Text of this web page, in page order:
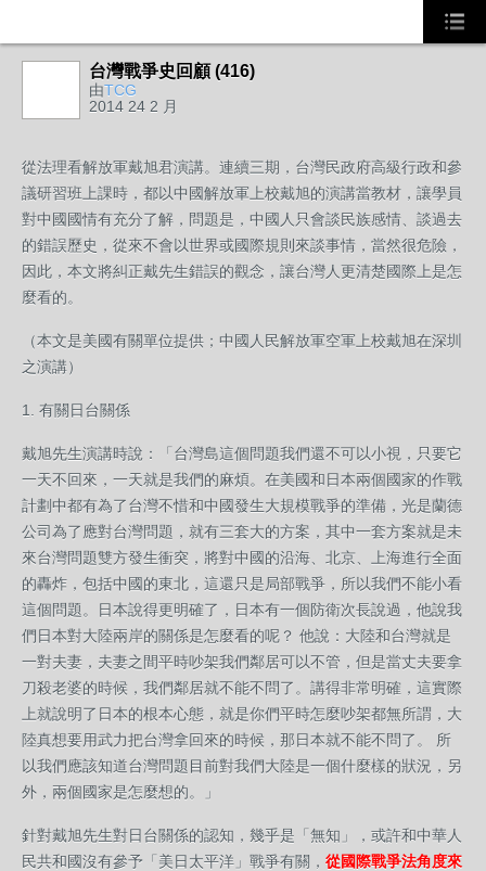
台灣戰爭史回顧 (416)
由TCG
2014 24 2 月
從法理看解放軍戴旭君演講‏。連續三期，台灣民政府高級行政和參
議研習班上課時，都以中國解放軍上校戴旭的演講當教材，讓學員
對中國國情有充分了解，問題是，中國人只會談民族感情、談過去
的錯誤歷史，從來不會以世界或國際規則來談事情，當然很危險，
因此，本文將糾正戴先生錯誤的觀念，讓台灣人更清楚國際上是怎
麼看的。
（本文是美國有關單位提供；中國人民解放軍空軍上校戴旭在深圳
之演講）
1. 有關日台關係
戴旭先生演講時說：「台灣島這個問題我們還不可以小視，只要它
一天不回來，一天就是我們的麻煩。在美國和日本兩個國家的作戰
計劃中都有為了台灣不惜和中國發生大規模戰爭的準備，光是蘭德
公司為了應對台灣問題，就有三套大的方案，其中一套方案就是未
來台灣問題雙方發生衝突，將對中國的沿海、北京、上海進行全面
的轟炸，包括中國的東北，這還只是局部戰爭，所以我們不能小看
這個問題。日本說得更明確了，日本有一個防衛次長說過，他說我
們日本對大陸兩岸的關係是怎麼看的呢？ 他說：大陸和台灣就是
一對夫妻，夫妻之間平時吵架我們鄰居可以不管，但是當丈夫要拿
刀殺老婆的時候，我們鄰居就不能不問了。講得非常明確，這實際
上就說明了日本的根本心態，就是你們平時怎麼吵架都無所謂，大
陸真想要用武力把台灣拿回來的時候，那日本就不能不問了。 所
以我們應該知道台灣問題目前對我們大陸是一個什麼樣的狀況，另
外，兩個國家是怎麼想的。」
針對戴旭先生對日台關係的認知，幾乎是「無知」，或許和中華人
民共和國沒有參予「美日太平洋」戰爭有關， 從國際戰爭法角度來